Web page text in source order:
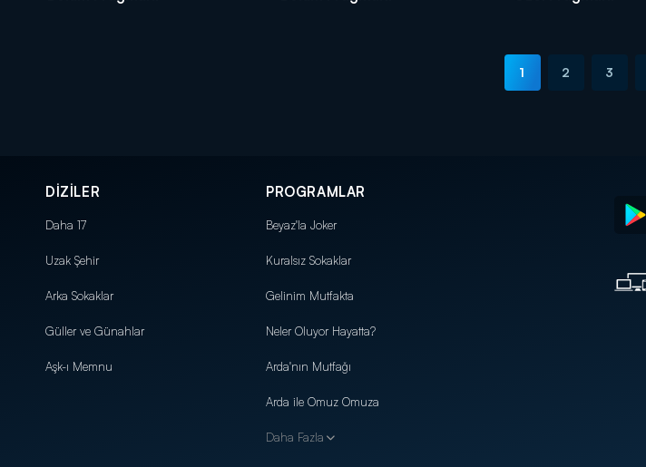
1 2 3
DİZİLER
Daha 17
Uzak Şehir
Arka Sokaklar
Güller ve Günahlar
Aşk-ı Memnu
PROGRAMLAR
Beyaz'la Joker
Kuralsız Sokaklar
Gelinim Mutfakta
Neler Oluyor Hayatta?
Arda'nın Mutfağı
Arda ile Omuz Omuza
Daha Fazla